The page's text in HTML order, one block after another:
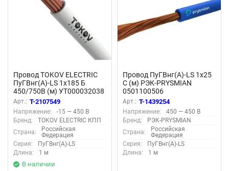
Провод TOKOV ELECTRIC
ПуГВнг(А)-LS 1х185 Б
450/750В (м) УТ000032038
Арт.: T-2107549
Напряжение:
-15 — 450 В
Бренд:
TOKOV ELECTRIC КПП
Страна:
Российская
Федерация
Серия:
ПуГВнг(А)-LS
Длина:
1 м
В наличии
Провод ПуГВнг(А)-LS 1х25
С (м) РЭК-PRYSMIAN
0501100506
Арт.: T-1439254
Напряжение:
450 — 450 В
Бренд:
РЭК-PRYSMIAN
Страна:
Российская
Федерация
Серия:
ПуГВнг(А)-LS
Длина:
1 м